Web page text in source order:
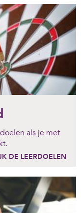
als je met
DE LEERDOELEN